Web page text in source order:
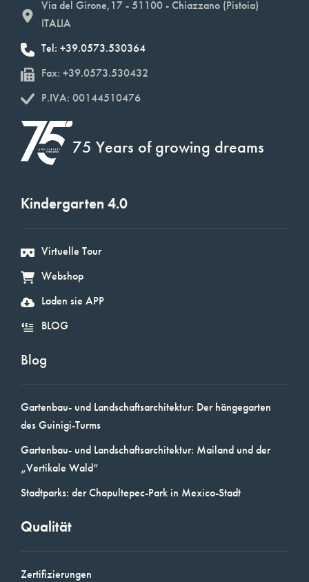
Via del Girone,17 - 51100 - Chiazzano (Pistoia)
ITALIA
Tel: +39.0573.530364
Fax: +39.0573.530432
P.IVA: 00144510476
75 Years of growing dreams
Kindergarten 4.0
Virtuelle Tour
Webshop
Laden sie APP
BLOG
Blog
Gartenbau- und Landschaftsarchitektur: Der hängegarten
des Guinigi-Turms
Gartenbau- und Landschaftsarchitektur: Mailand und der
„Vertikale Wald“
Stadtparks: der Chapultepec-Park in Mexico-Stadt
Qualität
Zertifizierungen